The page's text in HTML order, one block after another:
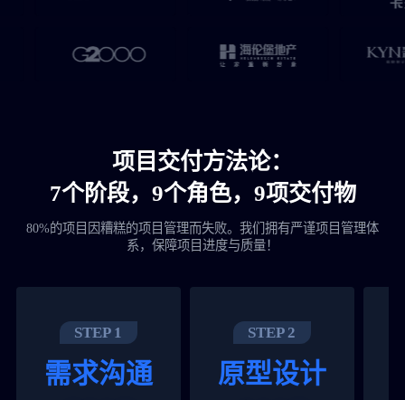
项目交付方法论：
7个阶段，9个角色，9项交付物
80%的项目因糟糕的项目管理而失败。我们拥有严谨项目管理体
系，保障项目进度与质量！
STEP 1
需求沟通
STEP 2
原型设计